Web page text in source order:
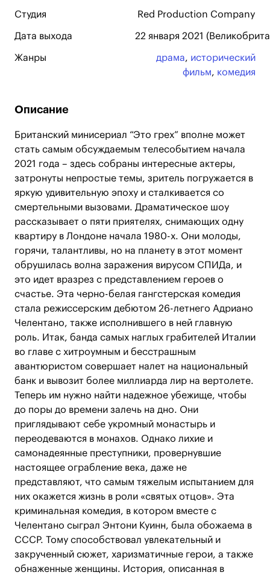
Студия Red Production Company
Дата выхода 22 января 2021
Жанры драма, исторический
фильм, комедия
Описание
Британский минисериал “Это грех” вполне может
стать самым обсуждаемым телесобытием начала
2021 года – здесь собраны интересные актеры,
затронуты непростые темы, зритель погружается в
яркую удивительную эпоху и сталкивается со
смертельными вызовами. Драматическое шоу
рассказывает о пяти приятелях, снимающих одну
квартиру в Лондоне начала 1980-х. Они молоды,
горячи, талантливы, но на планету в этот момент
обрушилась волна заражения вирусом СПИДа, и
это идет вразрез с представлением героев о
счастье. Эта черно-белая гангстерская комедия
стала режиссерским дебютом 26-летнего Адриано
Челентано, также исполнившего в ней главную
роль. Итак, банда самых наглых грабителей Италии
во главе с хитроумным и бесстрашным
авантюристом совершает налет на национальный
банк и вывозит более миллиарда лир на вертолете.
Теперь им нужно найти надежное убежище, чтобы
до поры до времени залечь на дно. Они
приглядывают себе укромный монастырь и
переодеваются в монахов. Однако лихие и
самонадеянные преступники, провернувшие
настоящее ограбление века, даже не
представляют, что самым тяжелым испытанием для
них окажется жизнь в роли «святых отцов». Эта
криминальная комедия, в котором вместе с
Челентано сыграл Энтони Куинн, была обожаема в
СССР. Тому способствовал увлекательный и
закрученный сюжет, харизматичные герои, а также
обнаженные женщины. История, описанная в